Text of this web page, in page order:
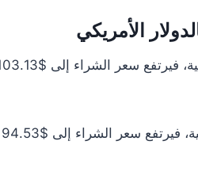
الأمريكي